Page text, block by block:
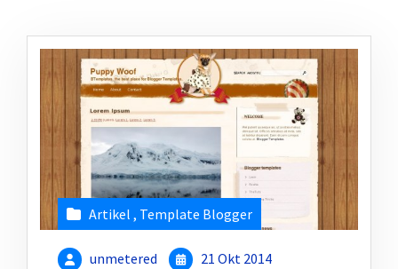
Artikel , Template Blogger
unmetered 21 Okt 2014